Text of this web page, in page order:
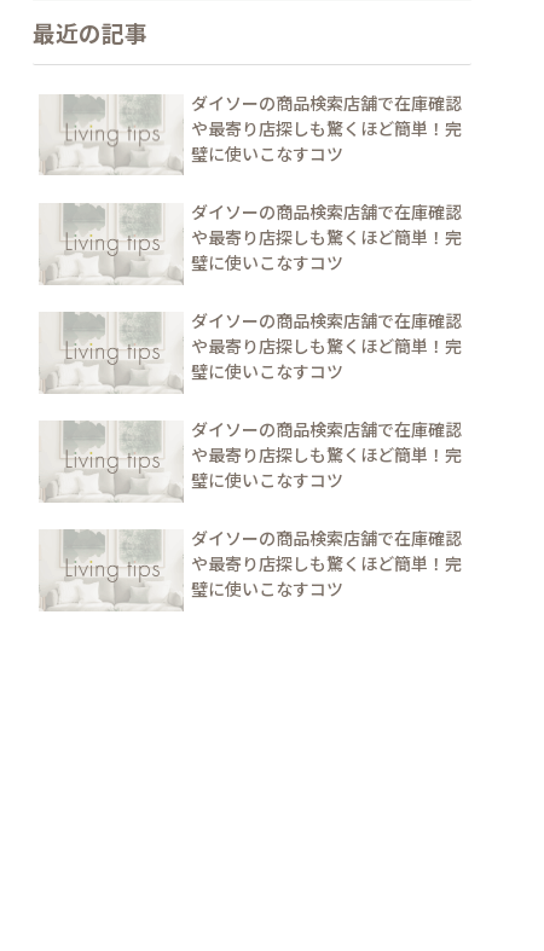
最近の記事
ダイソーの商品検索店舗で在庫確認
や最寄り店探しも驚くほど簡単！完
璧に使いこなすコツ
ダイソーの商品検索店舗で在庫確認
や最寄り店探しも驚くほど簡単！完
璧に使いこなすコツ
ダイソーの商品検索店舗で在庫確認
や最寄り店探しも驚くほど簡単！完
璧に使いこなすコツ
ダイソーの商品検索店舗で在庫確認
や最寄り店探しも驚くほど簡単！完
璧に使いこなすコツ
ダイソーの商品検索店舗で在庫確認
や最寄り店探しも驚くほど簡単！完
璧に使いこなすコツ